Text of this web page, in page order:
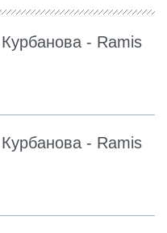
- Ramis
- Ramis